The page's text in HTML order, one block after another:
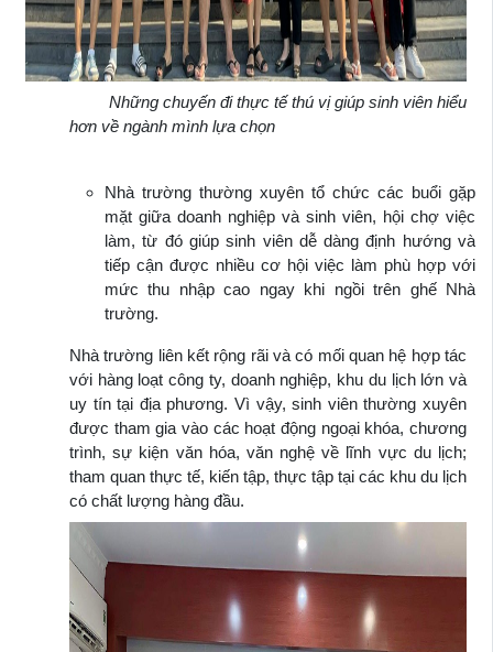
Những chuyến đi thực tế thú vị giúp sinh viên hiểu
hơn về ngành mình lựa chọn
Nhà trường thường xuyên tổ chức các buổi gặp
mặt giữa doanh nghiệp và sinh viên, hội chợ việc
làm, từ đó giúp sinh viên dễ dàng định hướng và
tiếp cận được nhiều cơ hội việc làm phù hợp với
mức thu nhập cao ngay khi ngồi trên ghế Nhà
trường.
Nhà trường liên kết rộng rãi và có mối quan hệ hợp tác
với hàng loạt công ty, doanh nghiệp, khu du lịch lớn và
uy tín tại địa phương. Vì vậy, sinh viên thường xuyên
được tham gia vào các hoạt động ngoại khóa, chương
trình, sự kiện văn hóa, văn nghệ về lĩnh vực du lịch;
tham quan thực tế, kiến tập, thực tập tại các khu du lịch
có chất lượng hàng đầu.